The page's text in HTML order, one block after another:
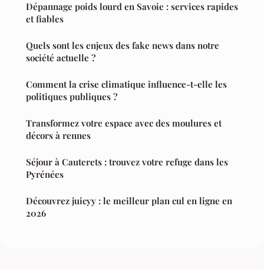
Dépannage poids lourd en Savoie : services rapides
et fiables
Quels sont les enjeux des fake news dans notre
société actuelle ?
Comment la crise climatique influence-t-elle les
politiques publiques ?
Transformez votre espace avec des moulures et
décors à rennes
Séjour à Cauterets : trouvez votre refuge dans les
Pyrénées
Découvrez juicyy : le meilleur plan cul en ligne en
2026